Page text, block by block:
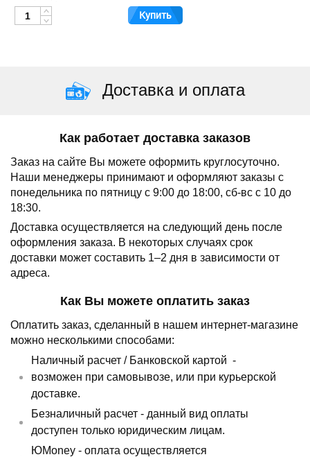
Купить
Доставка и оплата
Как работает доставка заказов
Заказ на сайте Вы можете оформить круглосуточно.
Наши менеджеры принимают и оформляют заказы с
понедельника по пятницу с 9:00 до 18:00, сб-вс с 10 до
18:30.
Доставка осуществляется на следующий день после
оформления заказа. В некоторых случаях срок
доставки может составить 1–2 дня в зависимости от
адреса.
Как Вы можете оплатить заказ
Оплатить заказ, сделанный в нашем интернет-магазине
можно несколькими способами:
Наличный расчет / Банковской картой -
возможен при самовывозе, или при курьерской
доставке.
Безналичный расчет - данный вид оплаты
доступен только юридическим лицам.
ЮMoney - оплата осуществляется